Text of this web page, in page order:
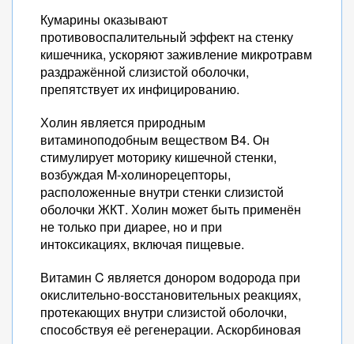
Кумарины оказывают
противовоспалительный эффект на стенку
кишечника, ускоряют заживление микротравм
раздражённой слизистой оболочки,
препятствует их инфицированию.
Холин является природным
витаминоподобным веществом B4. Он
стимулирует моторику кишечной стенки,
возбуждая M-холинорецепторы,
расположенные внутри стенки слизистой
оболочки ЖКТ. Холин может быть применён
не только при диарее, но и при
интоксикациях, включая пищевые.
Витамин C является донором водорода при
окислительно-восстановительных реакциях,
протекающих внутри слизистой оболочки,
способствуя её регенерации. Аскорбиновая